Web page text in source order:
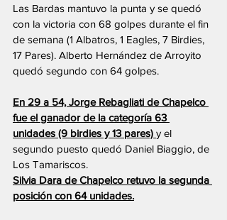
Las Bardas mantuvo la punta y se quedó
con la victoria con 68 golpes durante el fin
de semana (1 Albatros, 1 Eagles, 7 Birdies,
17 Pares). Alberto Hernández de Arroyito
quedó segundo con 64 golpes.
En 29 a 54, Jorge Rebagliati de Chapelco
fue el ganador de la categoría 63
unidades (9 birdies y 13 pares) y el
segundo puesto quedó Daniel Biaggio, de
Los Tamariscos.
Silvia Dara de Chapelco retuvo la segunda
posición con 64 unidades.